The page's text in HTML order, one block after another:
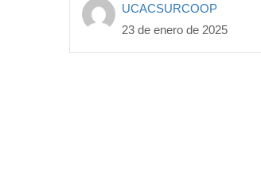
UCACSURCOOP
23 de enero de 2025